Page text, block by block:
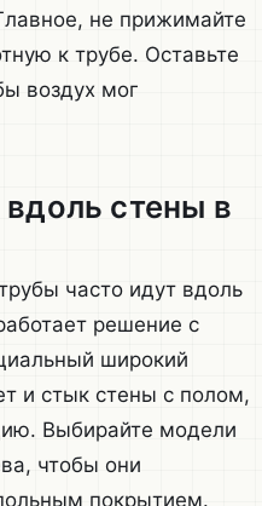
не прижимайте
к трубе. Оставьте
воздух мог
стены в
часто идут вдоль
решение с
широкий
и стык стены с полом,
Выбирайте модели
чтобы они
покрытием.